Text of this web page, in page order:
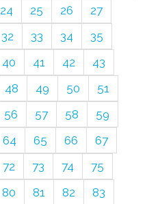
24 25 26
27
32 33 34
35
40 41 42
43
48 49 50
51
56 57 58
59
64 65 66
67
72 73 74
75
80 81 82 83